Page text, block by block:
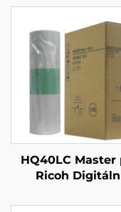
HQ40LC Master
Ricoh
CP6452C/6451/